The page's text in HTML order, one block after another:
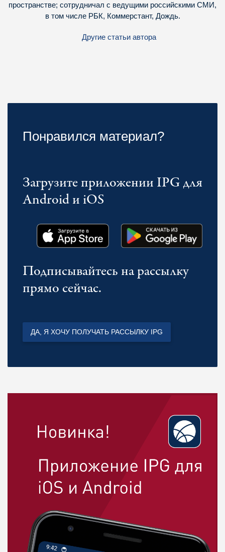
пространстве; сотрудничал с ведущими российскими СМИ,
в том числе РБК, Коммерстант, Дождь.
Другие статьи автора
Понравился материал?
Загрузите приложении IPG для
Android и iOS
Подписывайтесь на рассылку
прямо сейчас.
ДА, Я ХОЧУ ПОЛУЧАТЬ РАССЫЛКУ IPG